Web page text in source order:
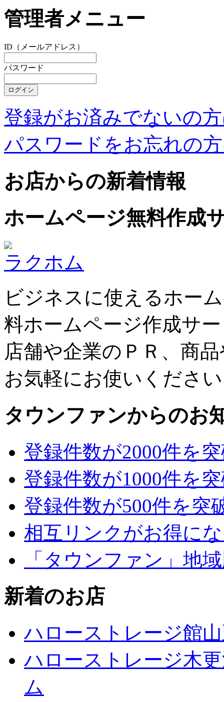
管理者メニュー
ID（メールアドレス）
パスワード
登録がお済みでないの
パスワードをお忘れの
お店からの新着情報
ホームページ無料作成
ラクホム
ビジネスに使えるホー
料ホームページ作成サ
店舗や企業のＰＲ、商
お気軽にお使いくださ
タウンファンからのお
登録件数が2000件を
登録件数が1000件を
登録件数が500件を突
相互リンクがお得に
「タウンファン」地
新着のお店
ハローストレージ館
ハローストレージ木
ム